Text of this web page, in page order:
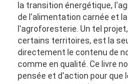
la transition énergétique,
de l'alimentation carnée et
l'agroforesterie. Un tel
certains territoires, est la
directement le contenu de
comme en qualité. Ce livre
pensée et d'action pour que